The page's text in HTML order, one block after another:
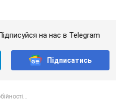
на нас в Telegram
Підписатись